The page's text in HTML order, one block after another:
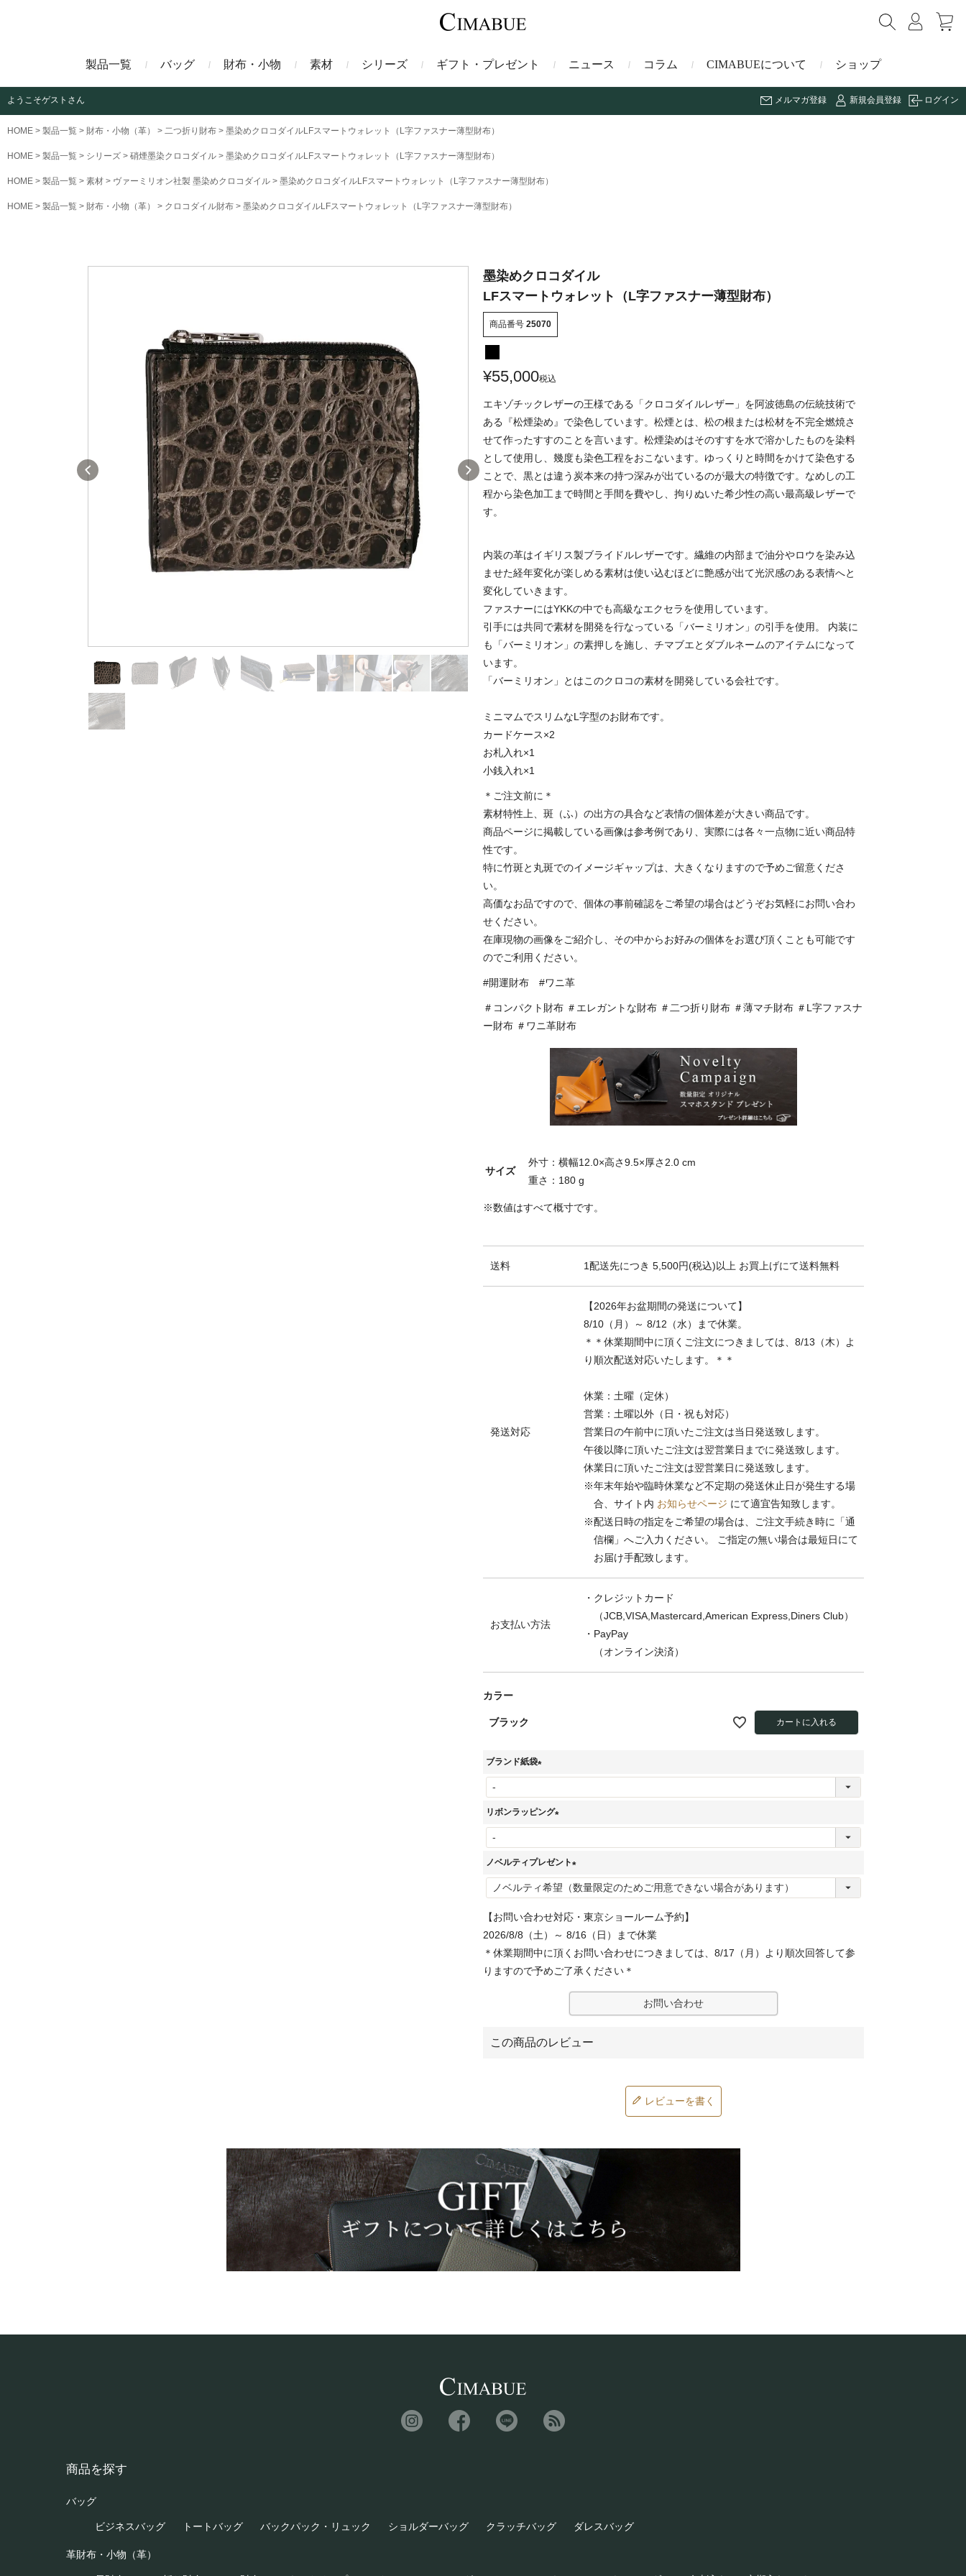
製品一覧 バッグ
ビジネスバッグ トートバッグ バックパック・リュック ショルダーバッグ
財布・小物
長財布 ミドルウォレット 二つ折り財布 ミニ財布
クロコダイル財布 コードバン財布
素材 シリーズ
アニリンコードバン エレファント ガルーシャ サベル マルゴー
トゥールーズ グレイン ブレルノ
ヒマラヤクロコダイル
ギフト・プレゼント ニュース コラム CIMABUEについて ショップ
ようこそゲストさん メルマガ登録 新規会員登録 ログイン
HOME 製品一覧 財布・小物（革） 二つ折り財布 墨染めクロコダイルLFスマートウォレット（L字ファスナー薄型財布）
HOME 製品一覧 シリーズ 硝煙墨染クロコダイル 墨染めクロコダイルLFスマートウォレット（L字ファスナー薄型財布）
HOME 製品一覧 素材 ヴァーミリオン社製 墨染めクロコダイル 墨染めクロコダイルLFスマートウォレット（L字ファスナー薄型財布）
HOME 製品一覧 財布・小物（革） クロコダイル財布 墨染めクロコダイルLFスマートウォレット（L字ファスナー薄型財布）
墨染めクロコダイル
LFスマートウォレット（L字ファスナー薄型財布）
商品番号 25070
¥55,000税込
エキゾチックレザーの王様である「クロコダイルレザー」を阿波徳島の伝統技術で
ある『松煙染め』で染色しています。松煙とは、松の根または松材を不完全燃焼さ
せて作ったすすのことを言います。松煙染めはそのすすを水で溶かしたものを染料
として使用し、幾度も染色工程をおこないます。ゆっくりと時間をかけて染色する
ことで、黒とは違う炭本来の持つ深みが出ているのが最大の特徴です。なめしの工
程から染色加工まで時間と手間を費やし、拘りぬいた希少性の高い最高級レザーで
す。
内装の革はイギリス製ブライドルレザーです。繊維の内部まで油分やロウを染み込
ませた経年変化が楽しめる素材は使い込むほどに艶感が出て光沢感のある表情へと
変化していきます。
ファスナーにはYKKの中でも高級なエクセラを使用しています。
引手には共同で素材を開発を行なっている「バーミリオン」の引手を使用。 内装に
も「バーミリオン」の素押しを施し、チマブエとダブルネームのアイテムになって
います。
「バーミリオン」とはこのクロコの素材を開発している会社です。
ミニマムでスリムなL字型のお財布です。
カードケース×2
お札入れ×1
小銭入れ×1
＊ご注文前に＊
素材特性上、斑（ふ）の出方の具合など表情の個体差が大きい商品です。
商品ページに掲載している画像は参考例であり、実際には各々一点物に近い商品特
性です。
特に竹斑と丸斑でのイメージギャップは、大きくなりますので予めご留意くださ
い。
高価なお品ですので、個体の事前確認をご希望の場合はどうぞお気軽にお問い合わ
せください。
在庫現物の画像をご紹介し、その中からお好みの個体をお選び頂くことも可能です
のでご利用ください。
#開運財布 #ワニ革
＃コンパクト財布 ＃エレガントな財布 ＃二つ折り財布 ＃薄マチ財布 ＃L字ファスナ
ー財布 ＃ワニ革財布
サイズ
外寸：横幅12.0×高さ9.5×厚さ2.0 cm
重さ：180 g
※数値はすべて概寸です。
送料 1配送先につき 5,500円(税込)以上 お買上げにて送料無料
発送対応
【2026年お盆期間の発送について】
8/10（月）～ 8/12（水）まで休業。
＊＊休業期間中に頂くご注文につきましては、8/13（木）よ
り順次配送対応いたします。＊＊
休業：土曜（定休）
営業：土曜以外（日・祝も対応）
営業日の午前中に頂いたご注文は当日発送致します。
午後以降に頂いたご注文は翌営業日までに発送致します。
休業日に頂いたご注文は翌営業日に発送致します。
※年末年始や臨時休業など不定期の発送休止日が発生する場
合、サイト内 お知らせページ にて適宜告知致します。
※配送日時の指定をご希望の場合は、ご注文手続き時に「通
信欄」へご入力ください。 ご指定の無い場合は最短日にて
お届け手配致します。
お支払い方法
・クレジットカード
（JCB,VISA,Mastercard,American Express,Diners Club）
・PayPay
（オンライン決済）
カラー
ブラック カートに入れる
ブランド紙袋
必
須
リボンラッピング
必
須
)
ノベルティプレゼント
(
必
須
)
【お問い合わせ対応・東京ショールーム予約】
2026/8/8（土）～ 8/16（日）まで休業
＊休業期間中に頂くお問い合わせにつきましては、8/17（月）より順次回答して参
りますので予めご了承ください＊
お問い合わせ
レビューを書く
商品を探す
バッグ
ビジネスバッグ トートバッグ バックパック・リュック ショルダーバッグ クラッチバッグ ダレスバッグ
革財布・小物（革）